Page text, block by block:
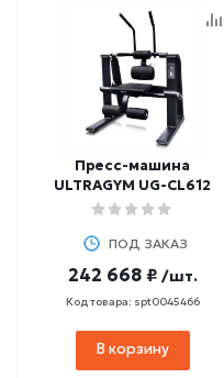
Пресс-машина
ULTRAGYM UG-CL612
ПОД ЗАКАЗ
242 668 ₽ /шт.
Код товара: spt0045466
В корзину